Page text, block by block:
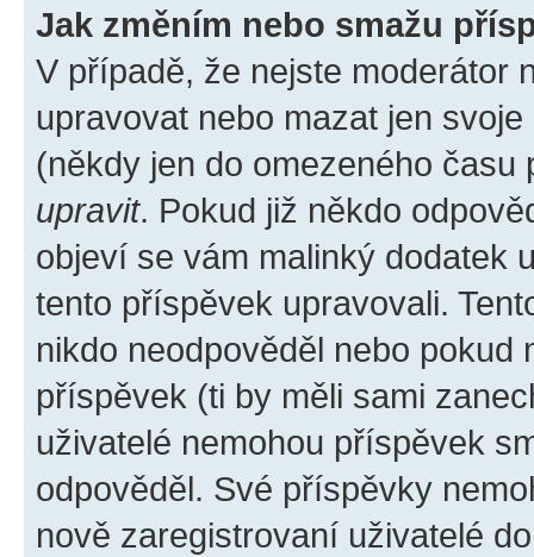
Jak změním nebo smažu
V případě, že nejste moderátor
upravovat nebo mazat jen
(někdy jen do omezeného
upravit. Pokud již někdo
objeví se vám malinký dodatek
tento příspěvek upravovali.
nikdo neodpověděl nebo pokud
příspěvek (ti by měli sami
uživatelé nemohou příspěvek
odpověděl. Své příspěvky
nově zaregistrovaní uživatelé